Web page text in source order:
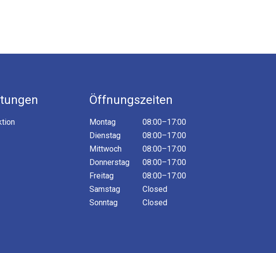
Öffnungszeiten
Montag
Dienstag
Mittwoch
Donnerstag
Freitag
Samstag
Sonntag
08:00–17:00
08:00–17:00
08:00–17:00
08:00–17:00
08:00–17:00
Closed
Closed